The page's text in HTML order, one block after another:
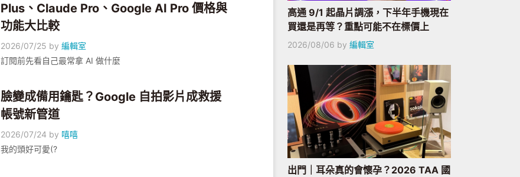
Plus、Claude Pro、Google AI Pro 價格與
功能大比較
2026/07/25 by編輯室
訂閱前先看自己最常拿 AI 做什麼
臉變成備用鑰匙？Google 自拍影片成救援
帳號新管道
2026/07/24 by 嘻嘻
我的頭好可愛(?
高通 9/1 起晶片調漲，下半年手機現在
買還是再等？重點可能不在標價上
2026/08/06 by 編輯室
出門｜耳朵真的會懷孕？2026 TAA 國